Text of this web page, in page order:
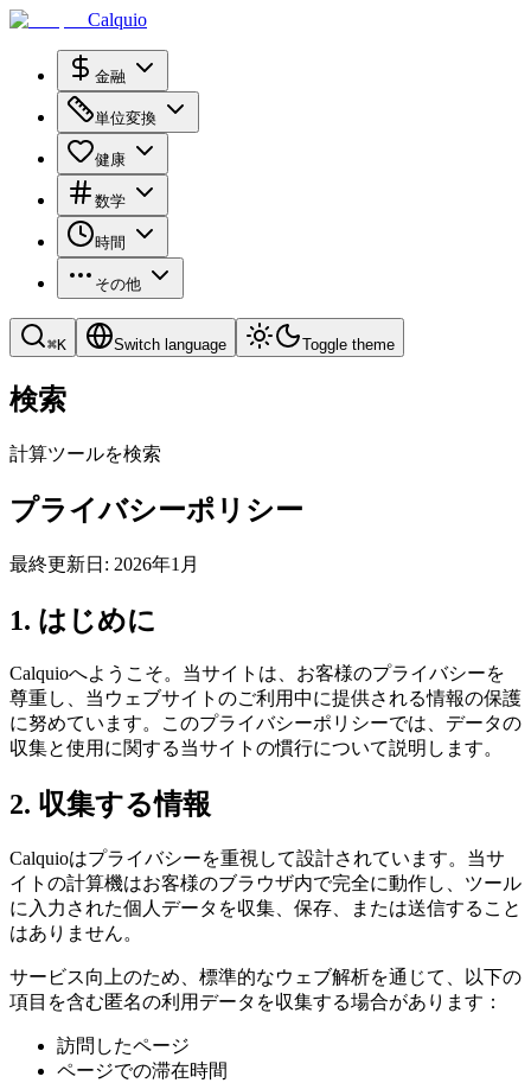
Calquio
金融
単位変換
健康
数学
時間
その他
⌘K Switch language Toggle theme
検索
計算ツールを検索
プライバシーポリシー
最終更新日: 2026年1月
1. はじめに
Calquioへようこそ。当サイトは、お客様のプライバシーを
尊重し、当ウェブサイトのご利用中に提供される情報の保護
に努めています。このプライバシーポリシーでは、データの
収集と使用に関する当サイトの慣行について説明します。
2. 収集する情報
Calquioはプライバシーを重視して設計されています。当サ
イトの計算機はお客様のブラウザ内で完全に動作し、ツール
に入力された個人データを収集、保存、または送信すること
はありません。
サービス向上のため、標準的なウェブ解析を通じて、以下の
項目を含む匿名の利用データを収集する場合があります：
訪問したページ
ページでの滞在時間